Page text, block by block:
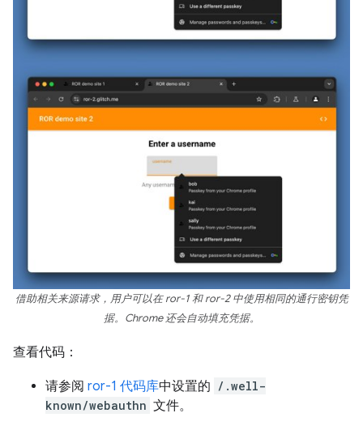
借助相关来源请求，用户可以在 ror-1 和 ror-2 中使用相同的通行密钥凭
据。Chrome 还会自动填充凭据。
查看代码：
请参阅 ror-1 代码库中设置的 /.well-
known/webauthn 文件。